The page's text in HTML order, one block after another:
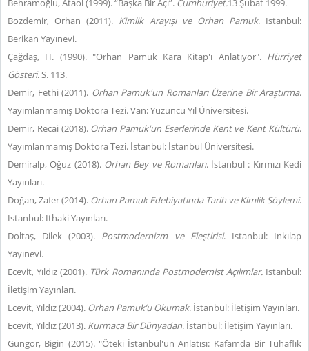
Behramoğlu, Ataol (1999). “Başka Bir Açı”. Cumhuriyet.13 Şubat 1999.
Bozdemir, Orhan (2011). Kimlik Arayışı ve Orhan Pamuk. İstanbul:
Berikan Yayınevi.
Çağdaş, H. (1990). "Orhan Pamuk Kara Kitap'ı Anlatıyor". Hürriyet
Gösteri. S. 113.
Demir, Fethi (2011). Orhan Pamuk'un Romanları Üzerine Bir Araştırma.
Yayımlanmamış Doktora Tezi. Van: Yüzüncü Yıl Üniversitesi.
Demir, Recai (2018). Orhan Pamuk'un Eserlerinde Kent ve Kent Kültürü.
Yayımlanmamış Doktora Tezi. İstanbul: İstanbul Üniversitesi.
Demiralp, Oğuz (2018). Orhan Bey ve Romanları. İstanbul : Kırmızı Kedi
Yayınları.
Doğan, Zafer (2014). Orhan Pamuk Edebiyatında Tarih ve Kimlik Söylemi.
İstanbul: İthaki Yayınları.
Doltaş, Dilek (2003). Postmodernizm ve Eleştirisi. İstanbul: İnkılap
Yayınevi.
Ecevit, Yıldız (2001). Türk Romanında Postmodernist Açılımlar.İstanbul:
İletişim Yayınları.
Ecevit, Yıldız (2004). Orhan Pamuk’u Okumak. İstanbul: İletişim Yayınları.
Ecevit, Yıldız (2013). Kurmaca Bir Dünyadan. İstanbul: İletişim Yayınları.
Güngör, Bigin (2015). "Öteki İstanbul'un Anlatısı: Kafamda Bir Tuhaflık